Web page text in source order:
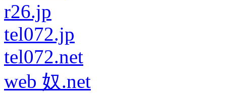
r26.jp
tel072.jp
tel072.net
web 奴.net